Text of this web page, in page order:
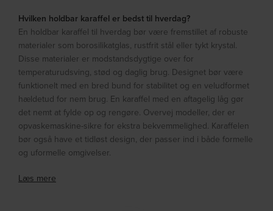
Hvilken holdbar karaffel er bedst til hverdag?
En holdbar karaffel til hverdag bør være fremstillet af robuste
materialer som borosilikatglas, rustfrit stål eller tykt krystal.
Disse materialer er modstandsdygtige over for
temperaturudsving, stød og daglig brug. Designet bør være
funktionelt med en bred bund for stabilitet og en veludformet
hældetud for nem brug. En karaffel med en aftagelig låg gør
det nemt at fylde op og rengøre. Overvej modeller, der er
opvaskemaskine-sikre for ekstra bekvemmelighed. Karaffelen
bør også have et tidløst design, der passer ind i både formelle
og uformelle omgivelser.
Læs mere